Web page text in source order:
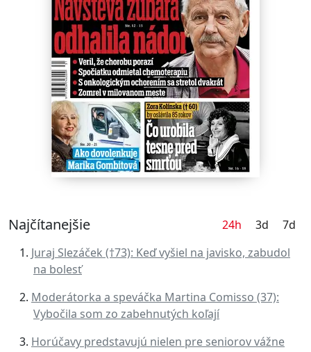
Najčítanejšie 24h 3d
7d
Juraj Slezáček (†73): Keď vyšiel na javisko, zabudol
na bolesť
Moderátorka a speváčka Martina Comisso (37):
Vybočila som zo zabehnutých koľají
Horúčavy predstavujú nielen pre seniorov vážne